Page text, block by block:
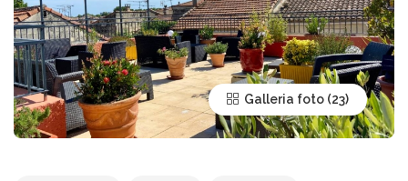
Galleria foto